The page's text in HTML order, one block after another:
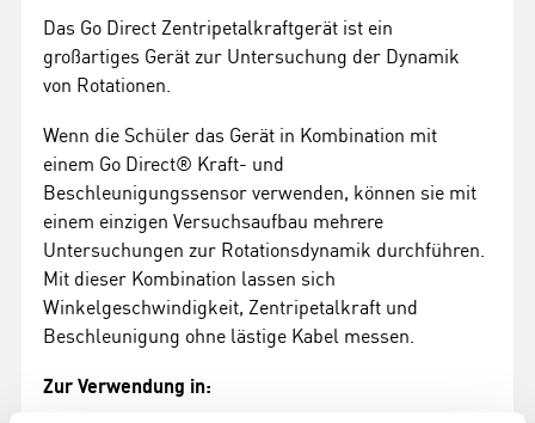
Das Go Direct Zentripetalkraftgerät ist ein
großartiges Gerät zur Untersuchung der Dynamik
von Rotationen.
Wenn die Schüler das Gerät in Kombination mit
einem Go Direct® Kraft- und
Beschleunigungssensor verwenden, können sie mit
einem einzigen Versuchsaufbau mehrere
Untersuchungen zur Rotationsdynamik durchführen.
Mit dieser Kombination lassen sich
Winkelgeschwindigkeit, Zentripetalkraft und
Beschleunigung ohne lästige Kabel messen.
Zur Verwendung in: